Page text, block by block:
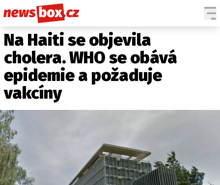
DOMÁCÍ
ZAHRANIČÍ
POČASÍ
KRIMI
EKONOMIKA
KULTURA
SPOLEČNOST
SPORT
ČESKÉ CELEBRITY
SVĚTOVÉ CELEBRITY
SLEDUJTE NÁS NA|
Na Haiti se objevila
cholera. WHO se obává
epidemie a požaduje
vakcíny